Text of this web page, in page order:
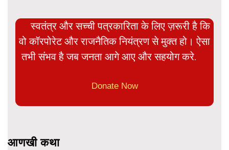
स्वतंत्र और सच्ची पत्रकारिता के लिए ज़रूरी है कि
वो कॉरपोरेट और राजनैतिक नियंत्रण से मुक्त हो। ऐसा
तभी संभव है जब जनता आगे आए और सहयोग करे.
Donate Now
आणखी कथा